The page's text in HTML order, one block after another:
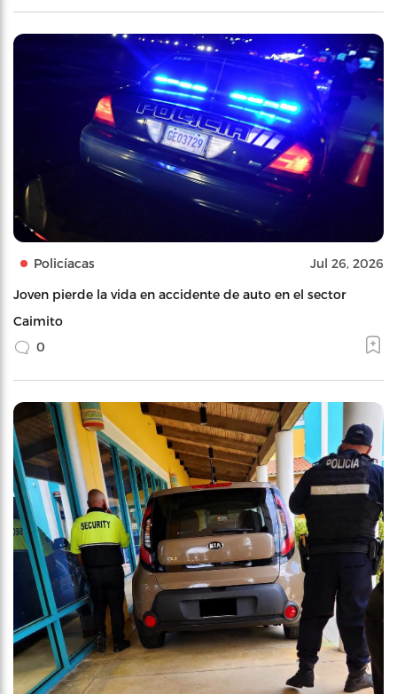
Policíacas Jul 26, 2026
Joven pierde la vida en accidente de auto en el sector
Caimito
0